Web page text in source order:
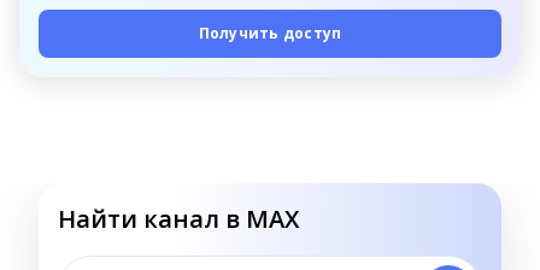
Получить доступ
Найти канал в MAX